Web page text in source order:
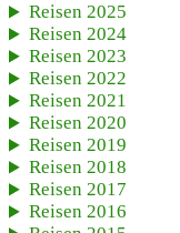
Reisen 2025
Reisen 2024
Reisen 2023
Reisen 2022
Reisen 2021
Reisen 2020
Reisen 2019
Reisen 2018
Reisen 2017
Reisen 2016